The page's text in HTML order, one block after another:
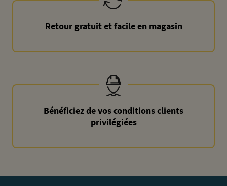
Retour gratuit et facile en magasin
Bénéficiez de vos conditions clients
privilégiées